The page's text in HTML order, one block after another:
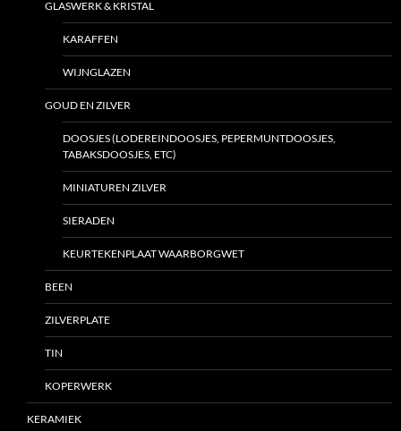
GLASWERK & KRISTAL
KARAFFEN
WIJNGLAZEN
GOUD EN ZILVER
DOOSJES (LODEREINDOOSJES, PEPERMUNTDOOSJES,
TABAKSDOOSJES, ETC)
MINIATUREN ZILVER
SIERADEN
KEURTEKENPLAAT WAARBORGWET
BEEN
ZILVERPLATE
TIN
KOPERWERK
KERAMIEK